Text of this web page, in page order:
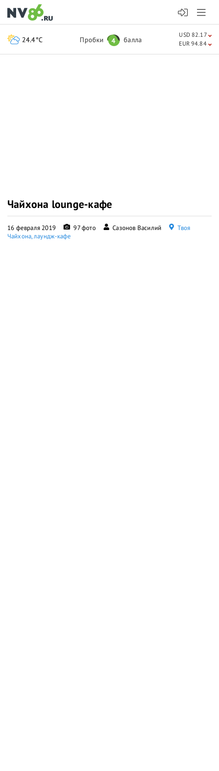
Чайхона lounge-кафе
16 февраля 2019 97 фото Сазонов Василий
Твоя
Чайхона, лаундж-кафе
24.4°C Пробки 4 балла
USD 82.17
EUR 94.84